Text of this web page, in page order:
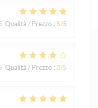
Qualità / Prezzo : 5/5
Qualità / Prezzo : 3/5